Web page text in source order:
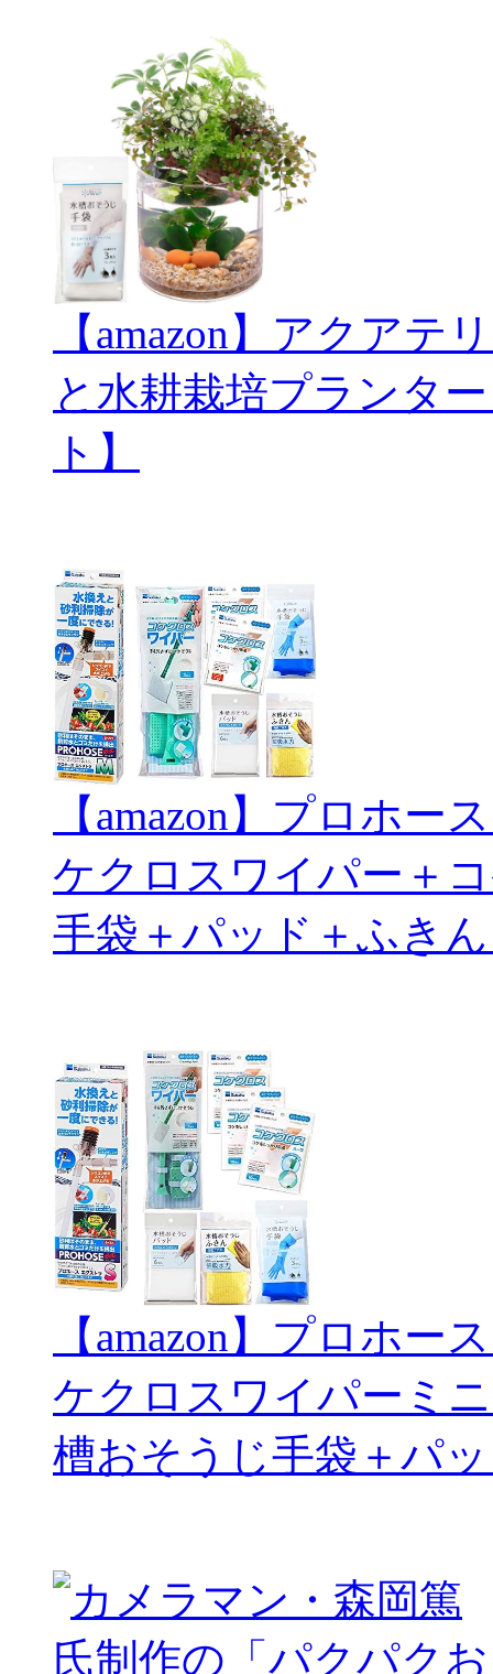
【amazon】アクアテ
と水耕栽培プランタ
ト】
【amazon】プロホ
ケクロスワイパー＋
手袋＋パッド＋ふき
【amazon】プロホー
ケクロスワイパーミ
槽おそうじ手袋＋パ